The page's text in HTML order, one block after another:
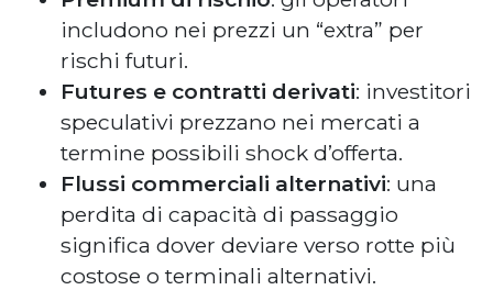
includono nei prezzi un “extra” per
rischi futuri.
Futures e contratti derivati: investitori
speculativi prezzano nei mercati a
termine possibili shock d’offerta.
Flussi commerciali alternativi: una
perdita di capacità di passaggio
significa dover deviare verso rotte più
costose o terminali alternativi.